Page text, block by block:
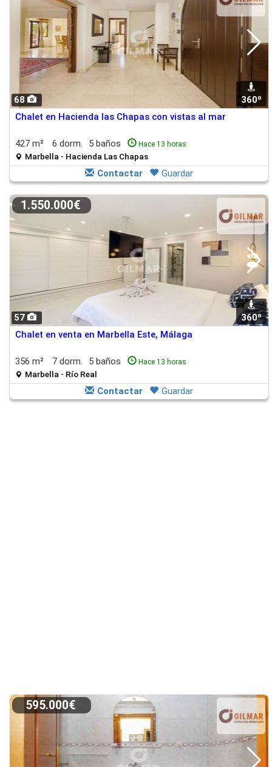
68 360º
Chalet en Hacienda las Chapas con vistas al mar
427 m² 6 dorm. 5 baños Hace 13 horas
Marbella - Hacienda Las Chapas
Contactar Guardar
57 360º
1.550.000€
Chalet en venta en Marbella Este, Málaga
356 m² 7 dorm. 5 baños Hace 13 horas
Marbella - Río Real
Contactar Guardar
595.000€